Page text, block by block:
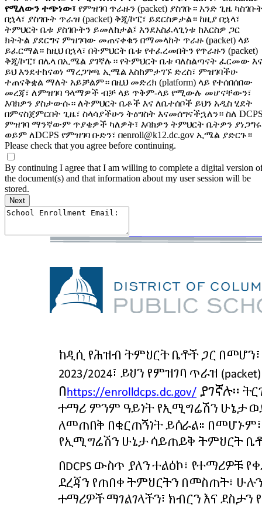
የሚለውን ተጭነው፣ የምዝገባ ጥራዙን (packet) ያስገቡ። አንድ ጊዜ
በኋላ፣ ያስገቡት ጥራዝ (packet) ቅጂ/ኮፒ፣ ይደርስዎታል። ከዚያ በኋላ፣
ትምህርት ቤቱ ያስገቡትን ይመለከታል፤ እንደአስፈላጊነቱ ከእርስዎ ጋር
ክትትል ያደርግና ምዝገባው መጠናቀቁን በማመላከት ጥራዙ (packet) ላይ
ይፈርማል። ከዚህ በኋላ፣ በትምህርት ቤቱ የተፈረመበትን የጥራዙን (packet)
ቅጂ/ኮፒ፣ በሌላ በኢሜል ያገኛሉ። የትምህርት ቤቱ ባለስልጣናት ፈርመው እና
ይህ እንደተከናወነ ማረጋገጫ ኢሜል እስከምታገኙ ድረስ፣ ምዝገባችሁ
ተጠናቅቋል ማለት አይቻልም። በዚህ መድረክ (platform) ላይ የተሰበሰበው
መረጃ፣ ለምዝገባ ዓላማዎች ብቻ ላይ ጥቅም-ላይ የሚውሉ መሆናቸውን፣
እባክዎን ያስታውሱ። ለትምህርት ቤቶች እና ለቤተሰቦች ይህን አዲስ ሂደት
በምናስጀምርበት ጊዜ፣ ስላሳያችሁን ትዕግስት እናመሰግናችኋለን። ስለ
ምዝገባ ማንኛውም ጥያቄዎች ካለዎት፣ እባክዎን ትምህርት ቤትዎን ያነጋግሩ
ወይም ለDCPS የምዝገባ ቡድን፣ በenroll@k12.dc.gov ኢሜል ያድርጉ።
Please check that you agree before continuing.
By continuing I agree that I am willing to complete a digital version
the document(s) and that information about my user session will be
stored.